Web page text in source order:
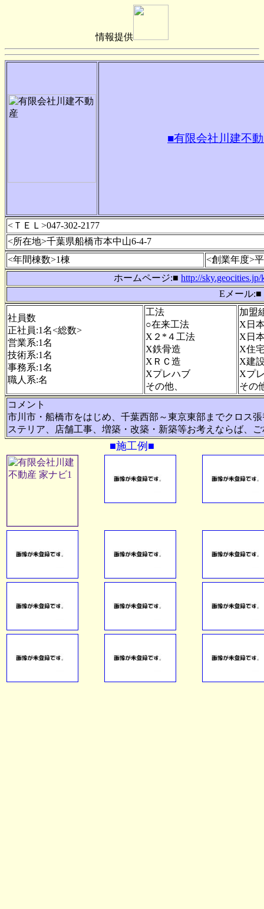
情報提供
■有限会社川建不
<ＴＥＬ>047-302-2177
<所在地>千葉県船橋市本中山6-4-7
<年間棟数>1棟
<創業年度>
ホームページ:■ http://
Eメール:■
社員数
正社員:1名<総数>
営業系:1名
技術系:1名
事務系:1名
職人系:名
工法
○在来工法
X２*４工法
X鉄骨造
XＲＣ造
Xプレハブ
その他、
加盟
X日
X日
X住
X建
Xプ
その
コメント
市川市・船橋市をはじめ、千葉西部～東京東部までクロス
ステリア、店舗工事、増築・改築・新築等お考えならば、
■施工例■